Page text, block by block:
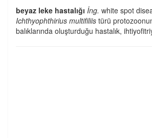
beyaz leke hastalığı İng. white spot
Ichthyophthirius multifiliis türü
balıklarında oluşturduğu hastalık,